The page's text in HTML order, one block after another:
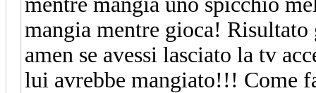
mangia mentre gioca!
amen se avessi lasciato la tv
lui avrebbe mangiato!!! Come